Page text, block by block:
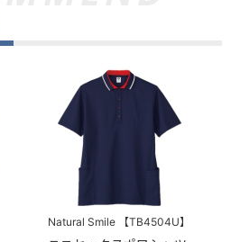
Natural Smile 【TB4504U】